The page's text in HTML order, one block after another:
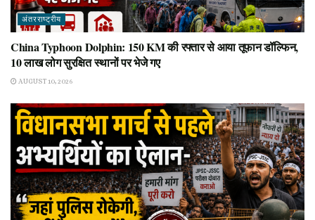
अंतरराष्ट्रीय
China Typhoon Dolphin: 150 KM की रफ्तार से आया तूफान डॉल्फिन,
10 लाख लोग सुरक्षित स्थानों पर भेजे गए
AUGUST 10, 2026